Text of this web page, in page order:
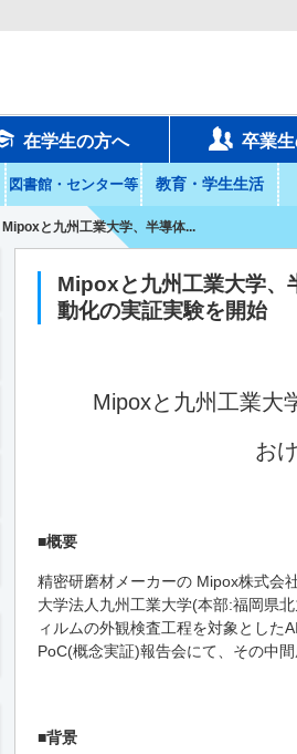
在学生の方へ 卒業
図書館・センター等 教育・学生生活
Mipoxと九州工業大学、半導体...
Mipoxと九州工業大学、
動化の実証実験を開始
Mipoxと九州工業大
お
■概要
精密研磨材メーカーの Mipox株式会
大学法人九州工業大学(本部:福岡県
ィルムの外観検査工程を対象とした
PoC(概念実証)報告会にて、その中間
■背景